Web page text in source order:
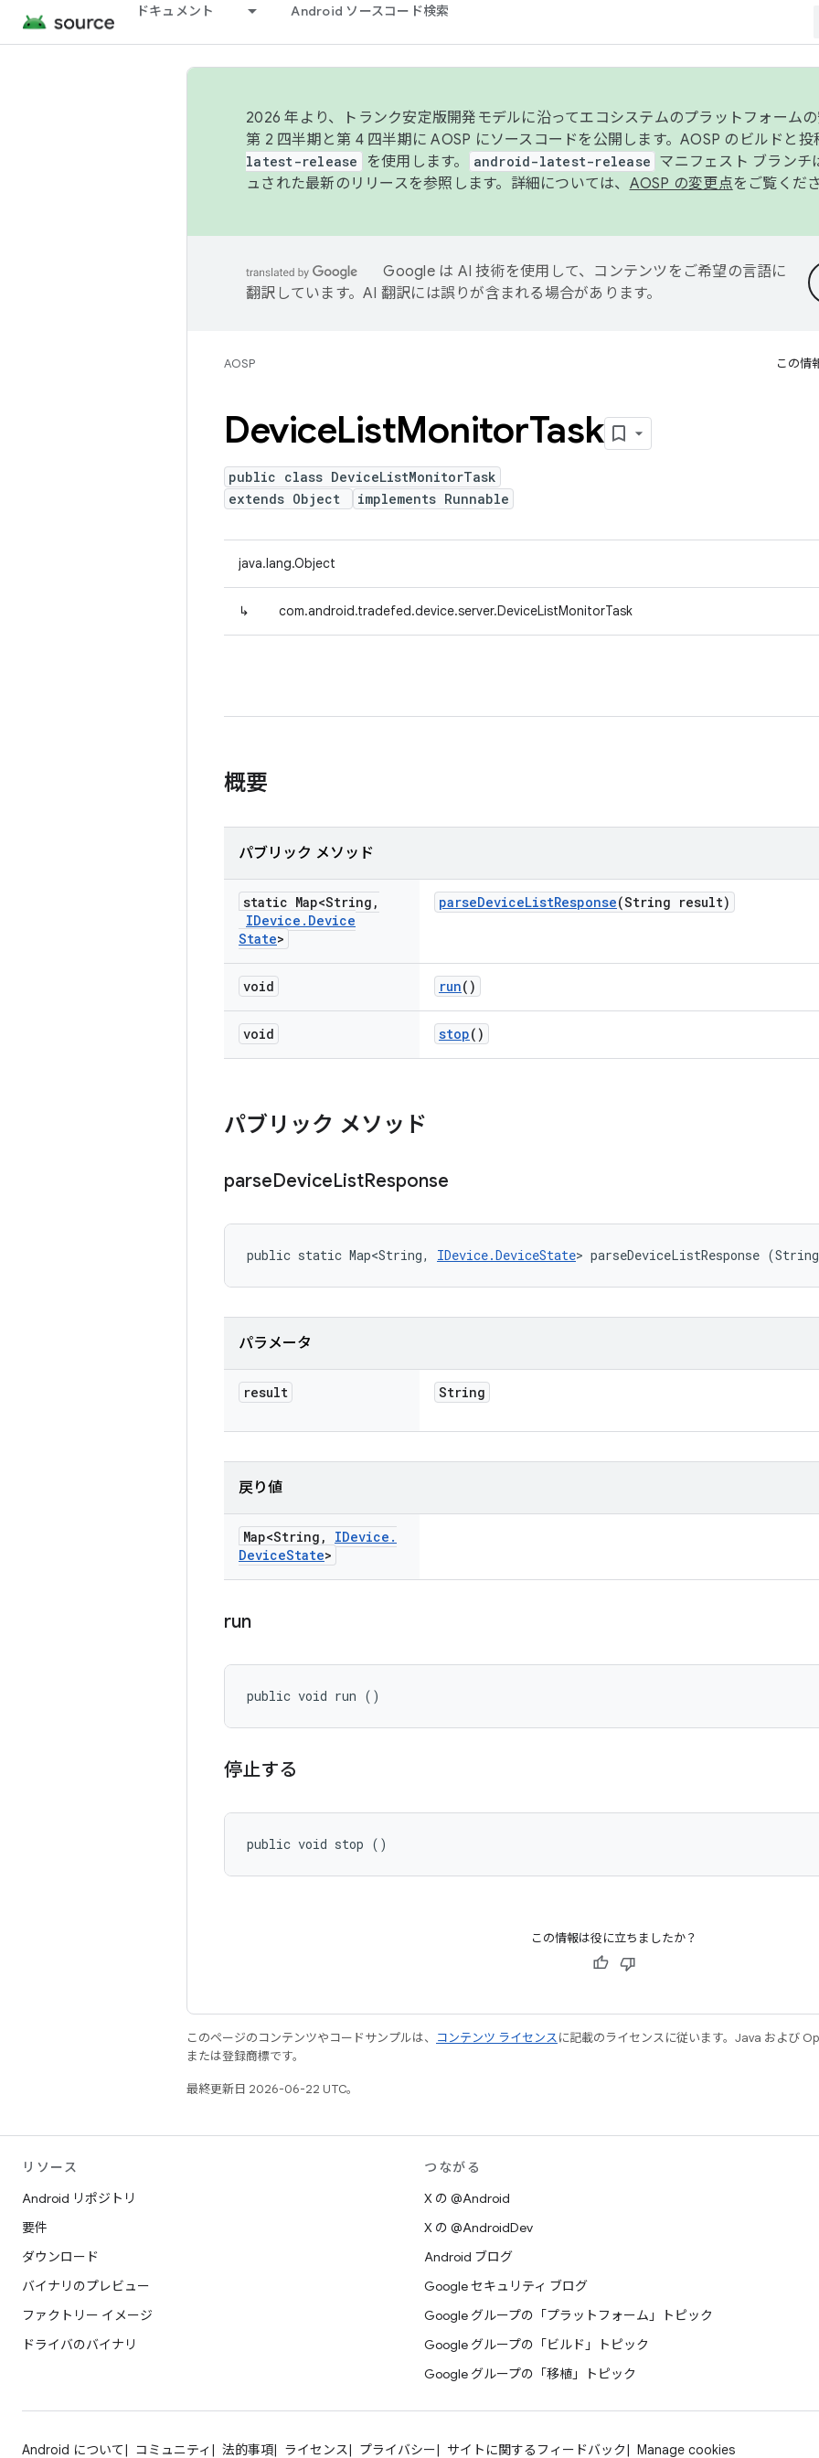
ドキュメント Android ソースコード検索
2026 年より、トランク安定版開発モデルに沿ってエコシステムのプラットフォームの
第 2 四半期と第 4 四半期に AOSP にソースコードを公開します。AOSP のビルドと投
latest-release
を使用します。 android-latest-release マニフェスト ブランチ
ュされた最新のリリースを参照します。詳細については、 AOSP の変更点をご覧くだ
Google は AI 技術を使用して、コンテンツをご希望の言語に
翻訳しています。AI 翻訳には誤りが含まれる場合があります。
AOSP この情
DeviceListMonitorTask
public class DeviceListMonitorTask
extends Object
implements Runnable
java.lang.Object
↳ com.android.tradefed.device.server.DeviceListMonitorTask
概要
パブリック メソッド
static Map<String ,
IDevice . Device
State>
parseDeviceListResponse(String result)
void run()
void stop()
パブリック メソッド
parseDeviceListResponse
public static Map<String, IDevice.DeviceState> parseDeviceListResponse
パラメータ
result String
戻り値
Map<String , IDevice .
DeviceState>
run
public void run ()
停止する
public void stop ()
この情報は役に立ちましたか？
このページのコンテンツやコードサンプルは、 コンテンツ ライセンスに記載のライセンスに従います。Java および
または登録商標です。
最終更新日 2026-06-22 UTC。
リソース
Android リポジトリ
要件
ダウンロード
バイナリのプレビュー
ファクトリー イメージ
ドライバのバイナリ
つながる
X の @Android
X の @AndroidDev
Android ブログ
Google セキュリティ ブログ
Google グループの「プラットフォーム」トピック
Google グループの「ビルド」トピック
Google グループの「移植」トピック
Android について コミュニティ 法的事項 ライセンス プライバシー サイトに関するフィードバック Manage cookies